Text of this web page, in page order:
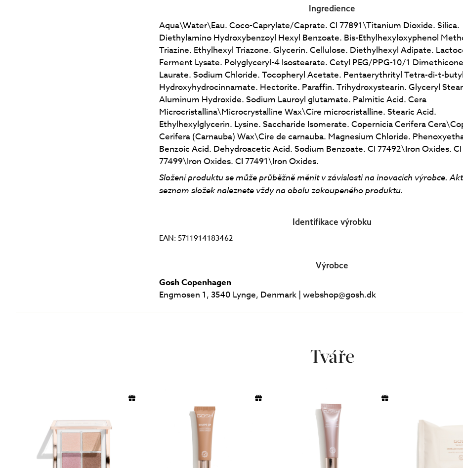
Ingredience
Aqua\Water\Eau. Coco-Caprylate/Caprate. CI 77891\Titanium Dioxide. Silica.
Diethylamino Hydroxybenzoyl Hexyl Benzoate. Bis-Ethylhexyloxyphenol
Triazine. Ethylhexyl Triazone. Glycerin. Cellulose. Diethylhexyl Adipate.
Ferment Lysate. Polyglyceryl-4 Isostearate. Cetyl PEG/PPG-10/1
Laurate. Sodium Chloride. Tocopheryl Acetate. Pentaerythrityl Tetra-di-t-butyl
Hydroxyhydrocinnamate. Hectorite. Paraffin. Trihydroxystearin. Glyceryl
Aluminum Hydroxide. Sodium Lauroyl glutamate. Palmitic Acid. Cera
Microcristallina\Microcrystalline Wax\Cire microcristalline. Stearic Acid.
Ethylhexylglycerin. Lysine. Saccharide Isomerate. Copernicia Cerifera
Cerifera (Carnauba) Wax\Cire de carnauba. Magnesium Chloride.
Benzoic Acid. Dehydroacetic Acid. Sodium Benzoate. CI 77492\Iron Oxides. CI
77499\Iron Oxides. CI 77491\Iron Oxides.
Složení produktu se může průběžně měnit v závislosti na inovacích výrobce.
seznam složek naleznete vždy na obalu zakoupeného produktu.
Identifikace výrobku
EAN: 5711914183462
Výrobce
Gosh Copenhagen
Engmosen 1, 3540 Lynge, Denmark | webshop@gosh.dk
Tváře